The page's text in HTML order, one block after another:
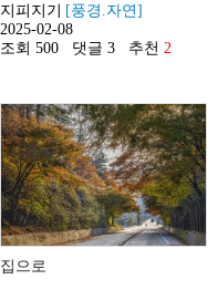
지피지기
[풍경.자연]
2025-02-08
조회 500
댓글 3추천 2
집으로